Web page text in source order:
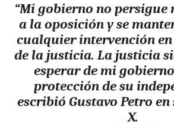
“Mi gobierno no persigue
a la oposición y se
cualquier intervención en
de la justicia. La justicia
esperar de mi
protección de su
escribió Gustavo Petro
X.